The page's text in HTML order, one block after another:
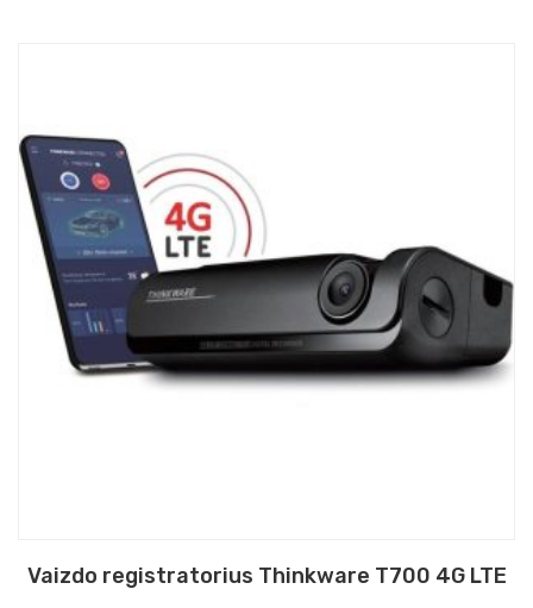
Vaizdo registratorius Thinkware T700 4G LTE